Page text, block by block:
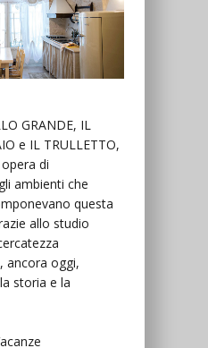
GRANDE, IL
e IL TRULLETTO,
di
ambienti che
questa
allo studio
ancora oggi,
storia e la